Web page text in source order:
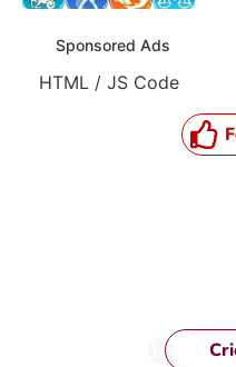
Sponsored Ads
HTML / JS Code